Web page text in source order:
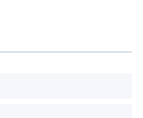
decizia magistraților